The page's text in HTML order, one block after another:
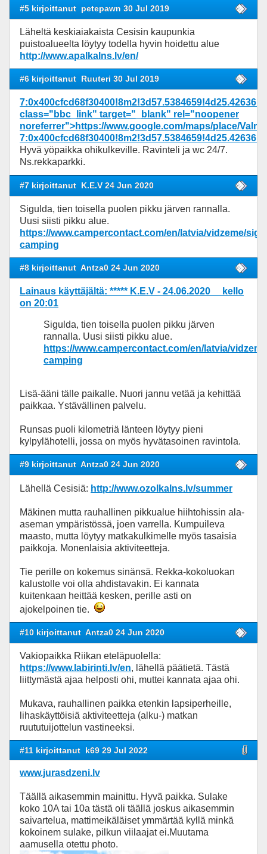
#5 kirjoittanut petepawn 30 Jul 2019
Läheltä keskiaiakaista Cesisin kaupunkia
puistoalueelta löytyy todella hyvin hoidettu alue
http://www.apalkalns.lv/en/
#6 kirjoittanut Ruuteri 30 Jul 2019
class="bbc_link" target="_blank" rel="noopener
noreferrer">https://www.google.com/maps/place/
7:0x400cfcd68f30400!8m2!3d57.5384659!4d25.4263618
Hyvä yöpaikka ohikulkeville. Ravinteli ja wc 24/7.
Ns.rekkaparkki.
#7 kirjoittanut K.E.V 24 Jun 2020
Sigulda, tien toisella puolen pikku järven rannalla.
Uusi siisti pikku alue.
https://www.campercontact.com/en/latvia/vidzeme/
camping
#8 kirjoittanut Antza0 24 Jun 2020
Lainaus käyttäjältä: ***** K.E.V - 24.06.2020 kello
on 20:01
Sigulda, tien toisella puolen pikku järven
rannalla. Uusi siisti pikku alue.
https://www.campercontact.com/en/latvia/
camping
Lisä-ääni tälle paikalle. Nuori jannu vetää ja kehittää
paikkaa. Ystävällinen palvelu.
Runsas puoli kilometriä länteen löytyy pieni
kylpylähotelli, jossa on myös hyvätasoinen ravintola.
#9 kirjoittanut Antza0 24 Jun 2020
Lähellä Cesisiä: http://www.ozolkalns.lv/summer
Mäkinen mutta rauhallinen pikkualue hiihtohissin ala-
aseman ympäristössä, joen varrella. Kumpuileva
maasto, mutta löytyy matkakulkimelle myös tasaisia
paikkoja. Monenlaisia aktiviteetteja.
Tie perille on kokemus sinänsä. Rekka-kokoluokan
kalustolle voi olla ahdistavakin. Ei kannata
kuitenkaan heittää kesken, perille asti on
ajokelpoinen tie.
#10 kirjoittanut Antza0 24 Jun 2020
Vakiopaikka Riikan eteläpuolella:
https://www.labirinti.lv/en, lähellä päätietä. Tästä
liittymästä ajaa helposti ohi, muttei kannata ajaa ohi.
Mukava, rauhallinen paikka etenkin lapsiperheille,
lihaskäyttöisiä aktiviteetteja (alku-) matkan
ruututuijottelun vastineeksi.
#11 kirjoittanut k69 29 Jul 2022
www.jurasdzeni.lv
Täällä aikasemmin mainittu. Hyvä paikka. Sulake
koko 10A tai 10a tästä oli täällä joskus aikasemmin
saivartelua, mattimeikäläiset ymmärtää kyllä minkä
kokoinem sulake, pilkun viilaajat ei.Muutama
aamusella otettu photo.